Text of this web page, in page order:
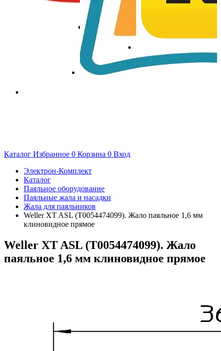
Каталог Избранное 0 Корзина 0 Вход
Электрон-Комплект
Каталог
Паяльное оборудование
Паяльные жала и насадки
Жала для паяльников
Weller XT ASL (T0054474099). Жало паяльное 1,6 мм
клиновидное прямое
Weller XT ASL (T0054474099). Жало
паяльное 1,6 мм клиновидное прямое